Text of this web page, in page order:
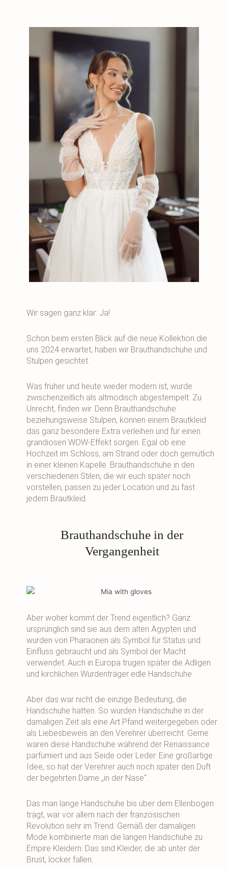
Wir sagen ganz klar: Ja!
Schon beim ersten Blick auf die neue Kollektion die
uns 2024 erwartet, haben wir Brauthandschuhe und
Stulpen gesichtet.
Was früher und heute wieder modern ist, wurde
zwischenzeitlich als altmodisch abgestempelt. Zu
Unrecht, finden wir. Denn Brauthandschuhe
beziehungsweise Stulpen, können einem Brautkleid
das ganz besondere Extra verleihen und für einen
grandiosen WOW-Effekt sorgen. Egal ob eine
Hochzeit im Schloss, am Strand oder doch gemütlich
in einer kleinen Kapelle. Brauthandschuhe in den
verschiedenen Stilen, die wir euch später noch
vorstellen, passen zu jeder Location und zu fast
jedem Brautkleid.
Brauthandschuhe in der
Vergangenheit
Aber woher kommt der Trend eigentlich? Ganz
ursprünglich sind sie aus dem alten Ägypten und
wurden von Pharaonen als Symbol für Status und
Einfluss gebraucht und als Symbol der Macht
verwendet. Auch in Europa trugen später die Adligen
und kirchlichen Würdenträger edle Handschuhe.
Aber das war nicht die einzige Bedeutung, die
Handschuhe hatten. So wurden Handschuhe in der
damaligen Zeit als eine Art Pfand weitergegeben oder
als Liebesbeweis an den Verehrer überreicht. Gerne
waren diese Handschuhe während der Renaissance
parfümiert und aus Seide oder Leder. Eine großartige
Idee, so hat der Verehrer auch noch später den Duft
der begehrten Dame „in der Nase“.
Das man lange Handschuhe bis über dem Ellenbogen
trägt, war vor allem nach der französischen
Revolution sehr im Trend. Gemäß der damaligen
Mode kombinierte man die langen Handschuhe zu
Empire Kleidern. Das sind Kleider, die ab unter der
Brust, locker fallen.